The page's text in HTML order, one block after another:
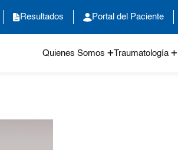
Resultados Portal del Paciente
Quienes Somos Traumatología